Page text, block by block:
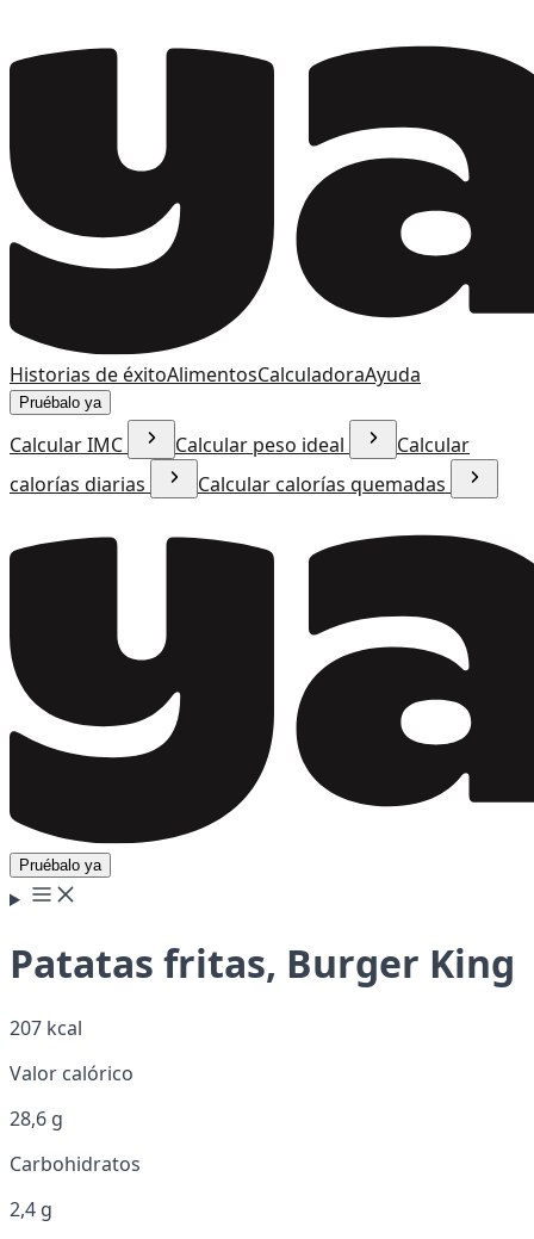
Historias de éxitoAlimentosCalculadoraAyuda
Pruébalo ya
Calcular IMC Calcular peso ideal
Calcular
calorías diarias
Calcular calorías quemadas
Pruébalo ya
Patatas fritas, Burger King
207 kcal
Valor calórico
28,6 g
Carbohidratos
2,4 g